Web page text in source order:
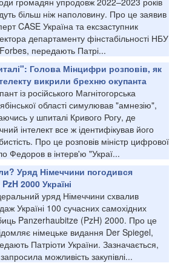
більш ніж наполовину. Про це заявив
CASE Україна та ексзаступник
департаменту фінстабільності НБУ
передають Патрі...
Голова Мінцифри розповів, як
викрили брехню окупанта
із російського Магнітогорська
області симулював "амнезію",
у шпиталі Кривого Рогу, де
інтелект все ж ідентифікував його
Про це розповів міністр цифрової
Федоров в інтерв'ю "Украї...
Уряд Німеччини погодився
2000 Україні
уряд Німеччини схвалив
Україні 100 сучасних самохідних
Panzerhaubitze (PzH) 2000. Про це
німецьке видання Der Spiegel,
Патріоти України. Зазначається,
можливість закупівлі...